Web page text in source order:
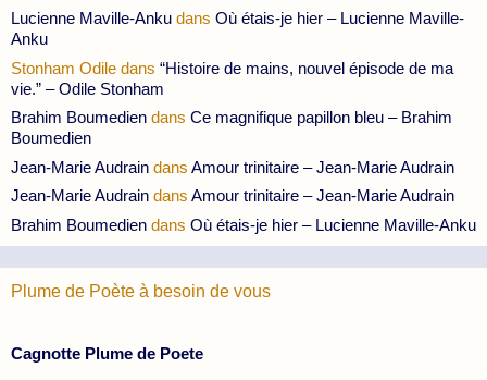
Lucienne Maville-Anku dans Où étais-je hier – Lucienne Maville-
Anku
Stonham Odile dans “Histoire de mains, nouvel épisode de ma
vie.” – Odile Stonham
Brahim Boumedien dans Ce magnifique papillon bleu – Brahim
Boumedien
Jean-Marie Audrain dans Amour trinitaire – Jean-Marie Audrain
Jean-Marie Audrain dans Amour trinitaire – Jean-Marie Audrain
Brahim Boumedien dans Où étais-je hier – Lucienne Maville-Anku
Plume de Poète à besoin de vous
Cagnotte Plume de Poete